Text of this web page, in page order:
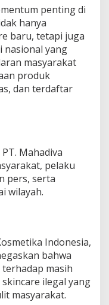
penting di
hanya
baru, tetapi juga
nasional yang
masyarakat
produk
dan terdaftar
Mahadiva
pelaku
pers, serta
wilayah.
Indonesia,
bahwa
terhadap masih
ilegal yang
masyarakat.